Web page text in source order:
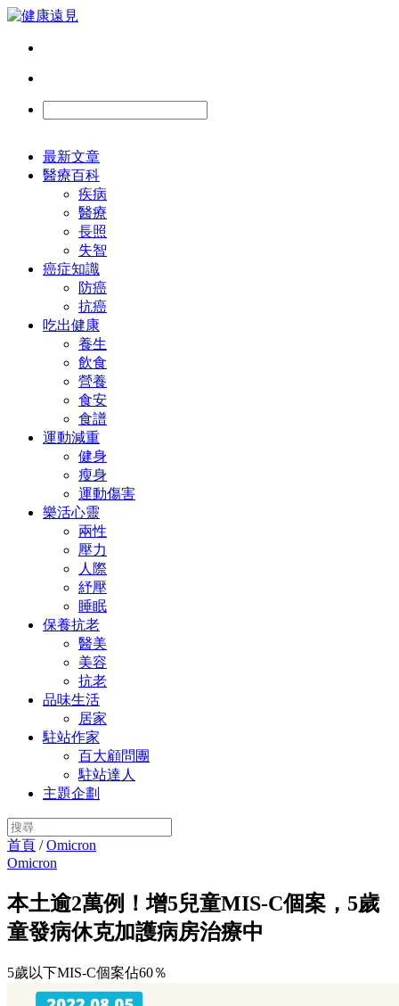
最新文章
醫療百科
疾病
醫療
長照
失智
癌症知識
防癌
抗癌
吃出健康
養生
飲食
營養
食安
食譜
運動減重
健身
瘦身
運動傷害
樂活心靈
兩性
壓力
人際
紓壓
睡眠
保養抗老
醫美
美容
抗老
品味生活
居家
駐站作家
百大顧問團
駐站達人
主題企劃
首頁 /Omicron
Omicron
本土逾2萬例！增5兒童MIS-C個案，5歲
童發病休克加護病房治療中
5歲以下MIS-C個案佔60％